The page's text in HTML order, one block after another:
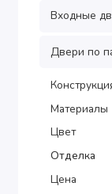
Входные
Двери по
Материалы
Цвет
Отделка
Цена